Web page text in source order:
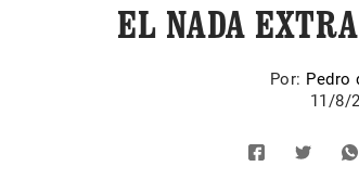
EL NADA
Por: Pedro
11/8/